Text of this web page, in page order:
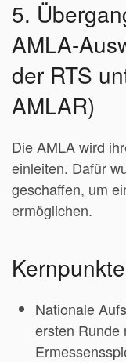
5.
AMLA-
der RTS
AMLAR)
Die AMLA wird
einleiten. Dafür
geschaffen, um
ermöglichen.
Nationale
ersten Runde